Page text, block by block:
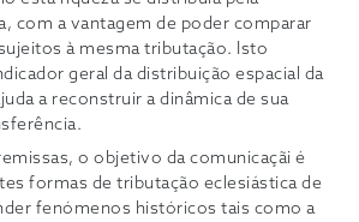
com a vantagem de poder comparar
à mesma tributação. Isto
geral da distribuição espacial da
a reconstruir a dinâmica de sua
o objetivo da comunicaçãi é
formas de tributação eclesiástica de
fenómenos históricos tais como a